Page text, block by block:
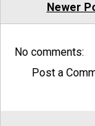
Newer
No comments:
Post a